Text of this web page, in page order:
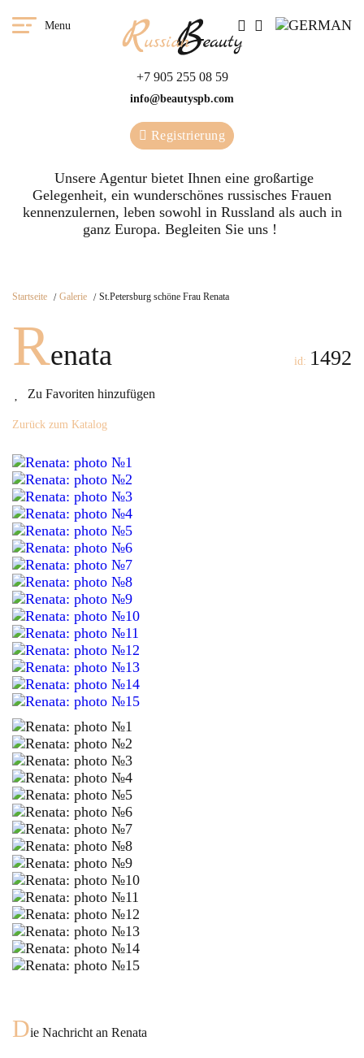
Menu
+7 905 255 08 59
info@beautyspb.com
Registrierung
Unsere Agentur bietet Ihnen eine großartige
Gelegenheit, ein wunderschönes russisches Frauen
kennenzulernen, leben sowohl in Russland als auch in
ganz Europa. Begleiten Sie uns !
Startseite Galerie St.Petersburg schöne Frau Renata
Renata
Zu Favoriten hinzufügen
id: 1492
Zurück zum Katalog
Die Nachricht an Renata